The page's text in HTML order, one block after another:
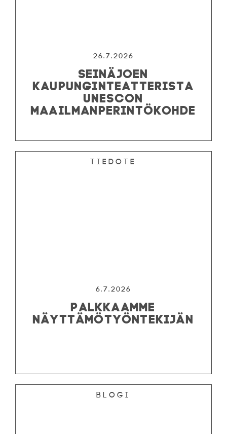
26.7.2026
SEINÄJOEN
KAUPUNGINTEATTERISTA
UNESCON
MAAILMANPERINTÖKOHDE
Tiedote
6.7.2026
PALKKAAMME
NÄYTTÄMÖTYÖNTEKIJÄN
Blogi